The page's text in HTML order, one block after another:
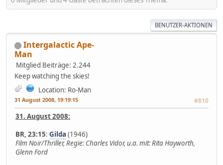
BENUTZER-AKTIONEN
Intergalactic Ape-
Man
Mitglied Beiträge: 2.244
Keep watching the skies!
Location: Ro-Man
31 August 2008, 19:19:15 #810
31. August 2008:
BR, 23:15: Gilda (1946)
Film Noir/Thriller, Regie: Charles Vidor, u.a. mit: Rita Hayworth,
Glenn Ford